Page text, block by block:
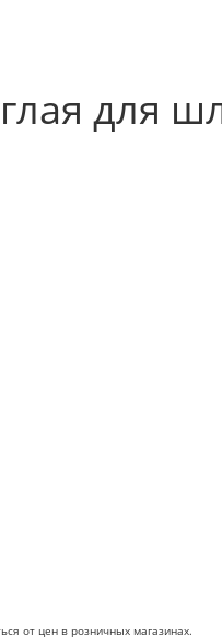
для
от цен в розничных магазинах.